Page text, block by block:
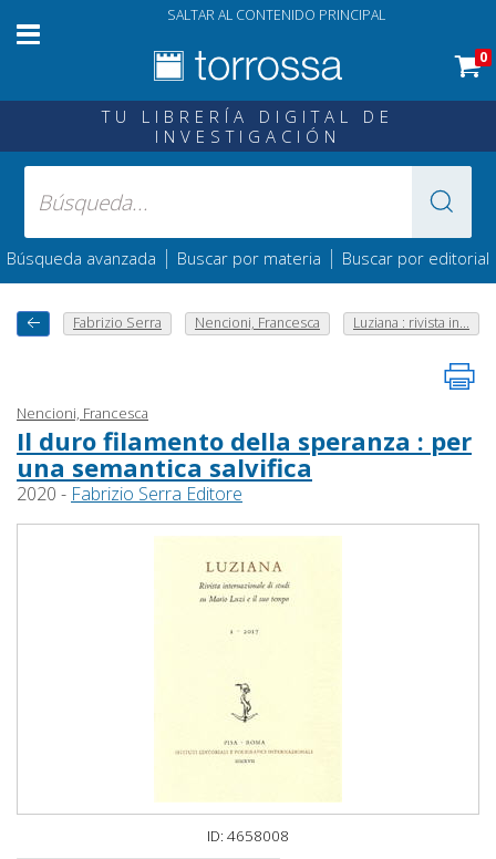
SALTAR AL CONTENIDO PRINCIPAL
0
TU LIBRERÍA DIGITAL DE
INVESTIGACIÓN
Búsqueda avanzada | Buscar por materia | Buscar por editorial
Fabrizio Serra Nencioni, Francesca Luziana : rivista in...
Nencioni, Francesca
Il duro filamento della speranza : per
una semantica salvifica
2020 - Fabrizio Serra Editore
ID: 4658008